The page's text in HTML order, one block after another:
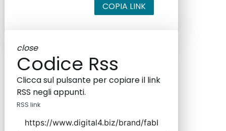
COPIA LINK
close
Codice Rss
Clicca sul pulsante per copiare il link
RSS negli appunti.
RSS link